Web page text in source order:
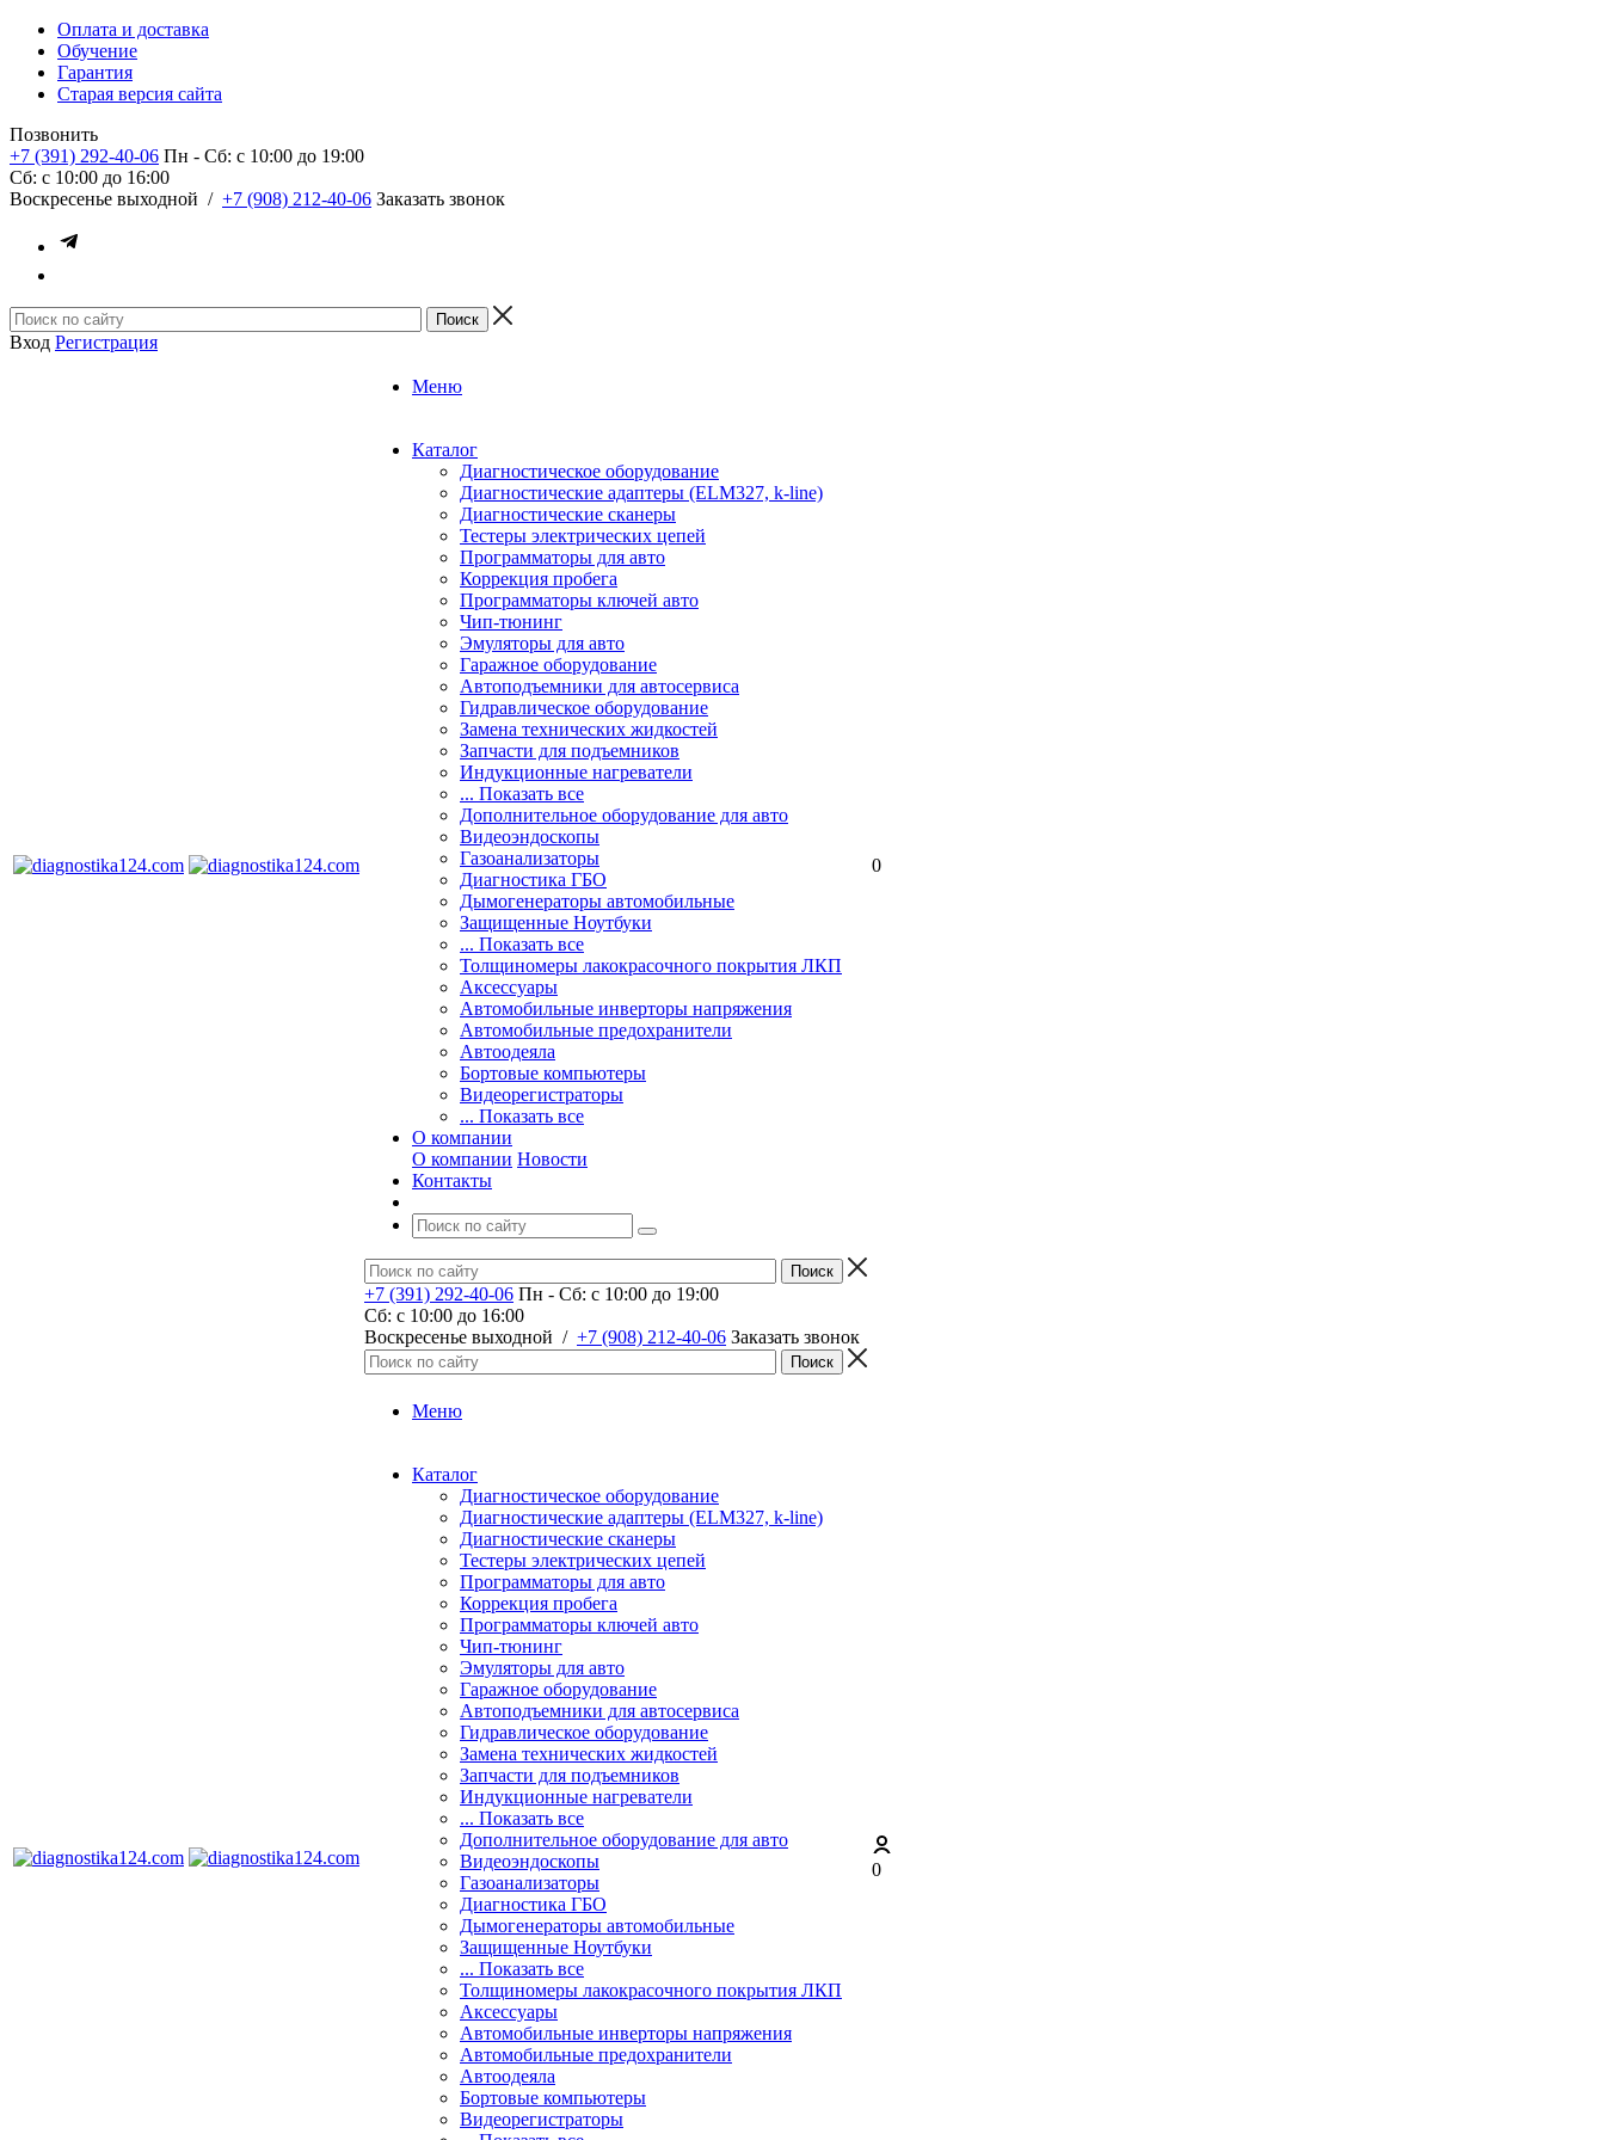
Оплата и доставка
Обучение
Гарантия
Старая версия сайта
Позвонить
+7 (391) 292-40-06 Пн - Сб: c 10:00 до 19:00
Сб: c 10:00 до 16:00
​Воскресенье выходной / +7 (908) 212-40-06 Заказать звонок
Вход Регистрация
Меню
Каталог
Диагностическое оборудование
Диагностические адаптеры (ELM327, k-line)
Диагностические сканеры
Тестеры электрических цепей
Программаторы для авто
Коррекция пробега
Программаторы ключей авто
Чип-тюнинг
Эмуляторы для авто
Гаражное оборудование
Автоподъемники для автосервиса
Гидравлическое оборудование
Замена технических жидкостей
Запчасти для подъемников
Индукционные нагреватели
... Показать все
Дополнительное оборудование для авто
Видеоэндоскопы
Газоанализаторы
Диагностика ГБО
Дымогенераторы автомобильные
Защищенные Ноутбуки
... Показать все
Толщиномеры лакокрасочного покрытия ЛКП
Аксессуары
Автомобильные инверторы напряжения
Автомобильные предохранители
Автоодеяла
Бортовые компьютеры
Видеорегистраторы
... Показать все
О компании
О компании Новости
Контакты
+7 (391) 292-40-06 Пн - Сб: c 10:00 до 19:00
Сб: c 10:00 до 16:00
​Воскресенье выходной / +7 (908) 212-40-06 Заказать звонок
0
Меню
Каталог
Диагностическое оборудование
Диагностические адаптеры (ELM327, k-line)
Диагностические сканеры
Тестеры электрических цепей
Программаторы для авто
Коррекция пробега
Программаторы ключей авто
Чип-тюнинг
Эмуляторы для авто
Гаражное оборудование
Автоподъемники для автосервиса
Гидравлическое оборудование
Замена технических жидкостей
Запчасти для подъемников
Индукционные нагреватели
... Показать все
Дополнительное оборудование для авто
Видеоэндоскопы
Газоанализаторы
Диагностика ГБО
Дымогенераторы автомобильные
Защищенные Ноутбуки
... Показать все
Толщиномеры лакокрасочного покрытия ЛКП
Аксессуары
Автомобильные инверторы напряжения
Автомобильные предохранители
Автоодеяла
Бортовые компьютеры
Видеорегистраторы
0